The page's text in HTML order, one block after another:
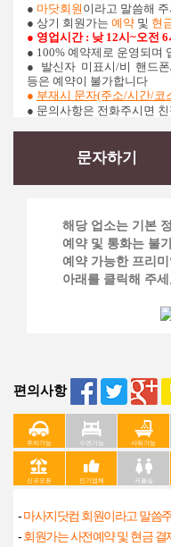
● 마닷회원 이라고 말씀해
● 상기 회원가는 예약 및 현
● 영업시간 : 낮 12시~오전 6
● 100% 예약제로 운영되며
● 발신자 미표시/비 핸드
등은 예약이 불가합니다
● 부재시 문자(주소/시간/코
● 문의사항은 전화주시면
문자하기
해당 업소는 기본
예약 및 통화는 불
예약 가능한 프리
아래를 클릭해 주세
편의사항
주차가능 수면가능 샤워가능
신규오픈 인기업체 커플실
-마사지닷컴 회원이라고 말씀
-회원가는 사전예약 및 현금 결